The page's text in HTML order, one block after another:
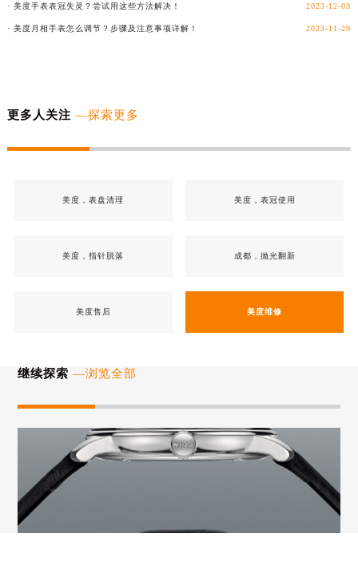
· 美度手表表冠失灵？尝试用这些方法解决！ 2023-12-03
· 美度月相手表怎么调节？步骤及注意事项详解！ 2023-11-29
更多人关注 —探索更多
美度，表盘清理 美度，表冠使用
美度，指针脱落 成都，抛光翻新
美度售后 美度维修
继续探索 —浏览全部